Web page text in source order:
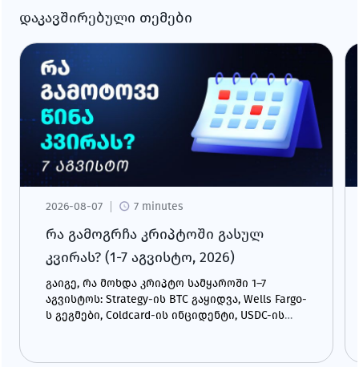
დაკავშირებული თემები
2026-08-07 7 minutes
რა გამოგრჩა კრიპტოში გასულ
კვირას? (1-7 აგვისტო, 2026)
გაიგე, რა მოხდა კრიპტო სამყაროში 1–7
აგვისტოს: Strategy-ის BTC გაყიდვა, Wells Fargo-
ს გეგმები, Coldcard-ის ინციდენტი, USDC-ის